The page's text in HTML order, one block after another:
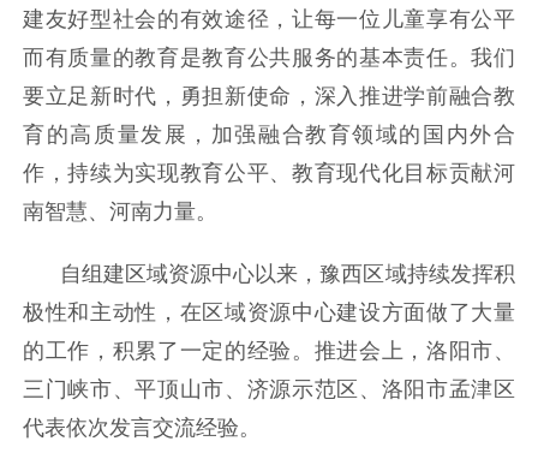
建友好型社会的有效途径，让每一位儿童享有公平
而有质量的教育是教育公共服务的基本责任。我们
要立足新时代，勇担新使命，深入推进学前融合教
育的高质量发展，加强融合教育领域的国内外合
作，持续为实现教育公平、教育现代化目标贡献河
南智慧、河南力量。
自组建区域资源中心以来，豫西区域持续发挥积
极性和主动性， 在区域资源中心建设方面做了大量
的工作， 积累了一定的经验。 推进会上， 洛阳市、
三门峡市、平顶山市、 济源示范区、洛阳市孟津区
代表依次发言交流经验。